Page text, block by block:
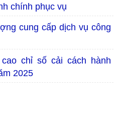
chính phục vụ
cung cấp dịch vụ công
chỉ số cải cách hành
2025